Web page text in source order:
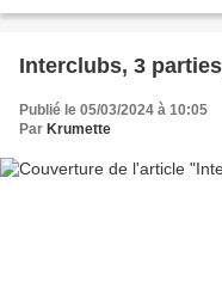
Interclubs, 3
Publié le 05/03/2024 à 10:05
Par Krumette